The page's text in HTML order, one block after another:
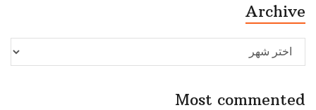
Archive
Archive
Most commented